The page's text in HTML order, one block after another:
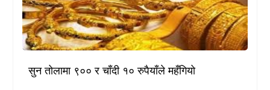
सुन तोलामा ९०० र चाँदी १० रुपैयाँले महँगियो